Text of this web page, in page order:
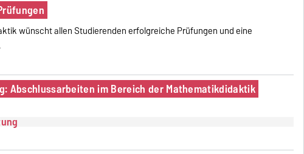
wünscht allen Studierenden erfolgreiche Prüfungen und eine
Abschlussarbeiten im Bereich der Mathematikdidaktik